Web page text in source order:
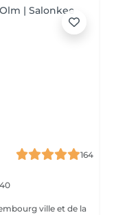
164
ville et de la